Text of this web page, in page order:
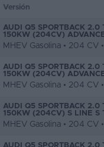
Versión
AUDI Q5 SPORTBACK 2.0
150KW (204CV)
MHEV Gasolina • 204 CV
AUDI Q5 SPORTBACK 2.0
150KW (204CV)
MHEV Gasolina • 204 CV
AUDI Q5 SPORTBACK 2.0
150KW (204CV) S LINE S
MHEV Gasolina • 204 CV